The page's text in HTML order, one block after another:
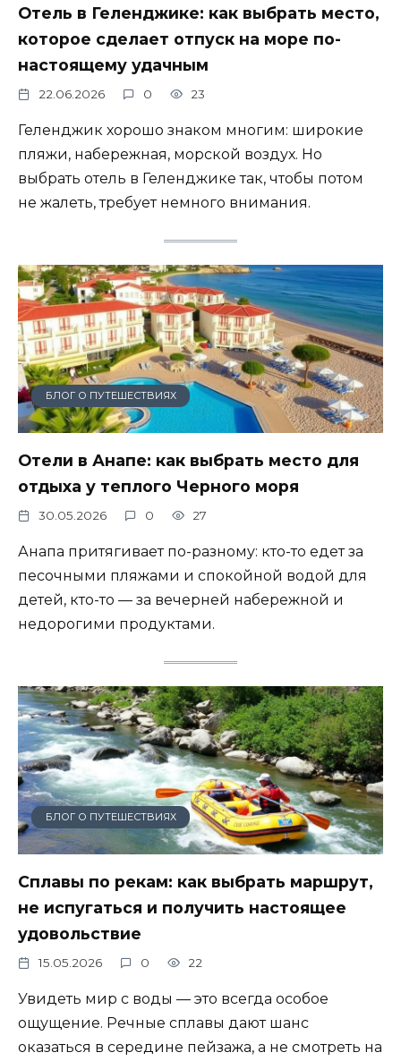
Отель в Геленджике: как выбрать место,
которое сделает отпуск на море по-
настоящему удачным
22.06.2026 0 23
Геленджик хорошо знаком многим: широкие
пляжи, набережная, морской воздух. Но
выбрать отель в Геленджике так, чтобы потом
не жалеть, требует немного внимания.
БЛОГ О ПУТЕШЕСТВИЯХ
Отели в Анапе: как выбрать место для
отдыха у теплого Черного моря
30.05.2026 0 27
Анапа притягивает по-разному: кто-то едет за
песочными пляжами и спокойной водой для
детей, кто-то — за вечерней набережной и
недорогими продуктами.
БЛОГ О ПУТЕШЕСТВИЯХ
Сплавы по рекам: как выбрать маршрут,
не испугаться и получить настоящее
удовольствие
15.05.2026 0 22
Увидеть мир с воды — это всегда особое
ощущение. Речные сплавы дают шанс
оказаться в середине пейзажа, а не смотреть на